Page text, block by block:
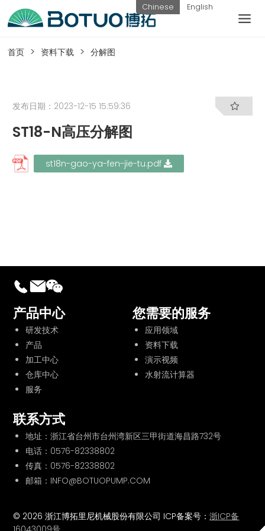
工作日热线
电话：
0576-
提交询
价
联系我
们
首页 资料下载 分解图
发布日期：2023-12-15 15:59:36
ST18-N高压分解图
st18n-gao-ya-fen-jie-tu.pdf
产品中心
研发技术
产品
加工中心
仓库中心
服务
您需要的服务
应用领域
资料下载
演示视频
水射流计算器
联系方式
地址：浙江省台州市台州湾新区三甲街道海昌路732号
电话： 0576-82338802
传真：0576-82338802
邮箱：INFO@BOTUOPUMP.COM
© 2026 浙江博拓里尼机械股份有限公司 ICP备案号：浙ICP备
Chinese English